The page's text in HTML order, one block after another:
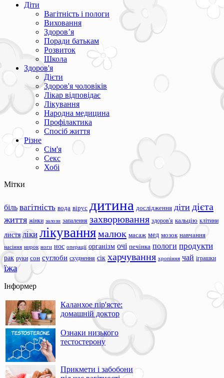
Діти
Вагітність і пологи
Виховання
Здоров’я
Поради батькам
Розвиток
Школа
Здоров'я
Дієти
Здоров'я чоловіків
Лікар відповідає
Лікування
Народна медицина
Профілактика
Спосіб життя
Різне
Сім'я
Секс
Хобі
Мітки
біль вагітність вода вірус дитина дослідження діти дієта
життя жінки залози запалення захворювання здоров'я кальцію клітини
листя ліки лікуваннямалюк масаж мед мозок навчання
насіння нирок ноги нос операції організм очі печінка пологи продукти
рак руки сон суглоби схуднення сік харчування хропіння чай іграшки
їжа
Інформер
Каланхое пір'ясте:
домашній доктор
Ознаки низького
тестостерону
Прикмети і забобони